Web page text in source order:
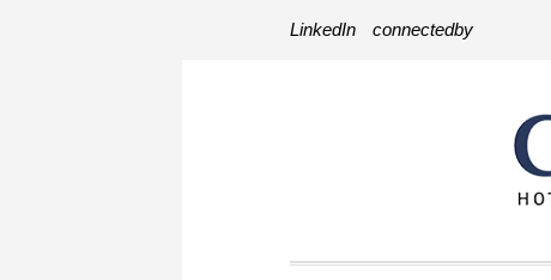
LinkedIn connectedby